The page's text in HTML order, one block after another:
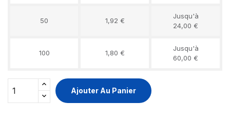
50 1,92 €
Jusqu'à
24,00 €
100 1,80 €
Jusqu'à
60,00 €
Ajouter Au Panier